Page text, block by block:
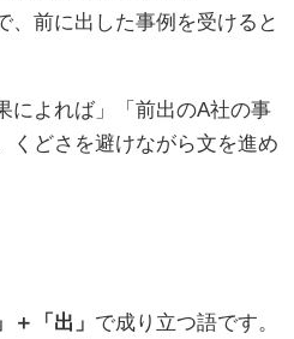
、前に出した事例を受けると
によれば」「前出のA社の事
くどさを避けながら文を進め
＋「出」 で成り立つ語です。